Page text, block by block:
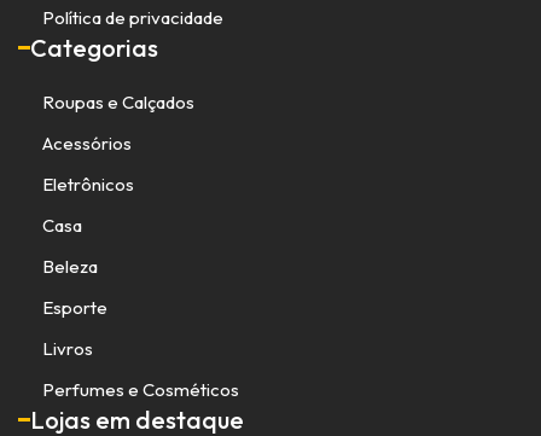
Política de privacidade
Categorias
Roupas e Calçados
Acessórios
Eletrônicos
Casa
Beleza
Esporte
Livros
Perfumes e Cosméticos
Lojas em destaque